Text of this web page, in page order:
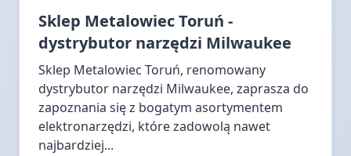
Sklep Metalowiec Toruń -
dystrybutor narzędzi Milwaukee
Sklep Metalowiec Toruń, renomowany
dystrybutor narzędzi Milwaukee, zaprasza do
zapoznania się z bogatym asortymentem
elektronarzędzi, które zadowolą nawet
najbardziej...